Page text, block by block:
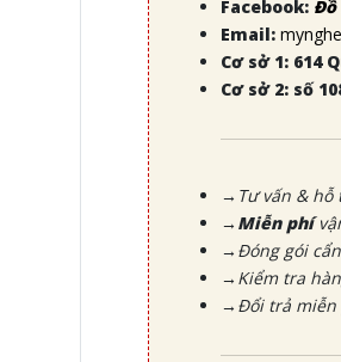
Facebook: Đồ
Email:
Cơ sở 1: 614
Cơ sở 2: số
→Tư vấn & hỗ
→Miễn phí
→Đóng gói
→Kiểm tra
→Đổi trả miễn